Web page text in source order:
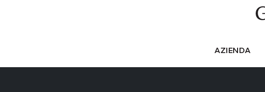
AZIENDA